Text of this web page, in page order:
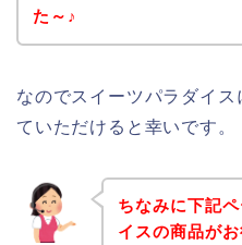
た～♪
なのでスイーツパラダイ
ていただけると幸いです。
ちなみに下記
イスの商品が